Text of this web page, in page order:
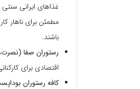
غذاهای ایرانی
مطمئن برای ناهار
باشند.
رستوران صفا
اقتصادی برای
کافه رستوران